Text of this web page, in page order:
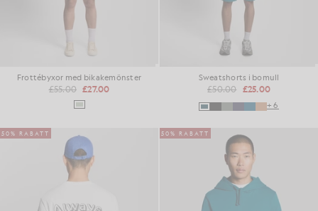
Frottébyxor med bikakemönster
£55.00 £27.00
Sweatshorts i bomull
£50.00 £25.00
+6
50% RABATT 50% RABATT